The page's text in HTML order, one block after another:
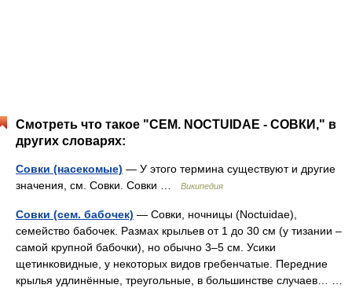
Смотреть что такое "СЕМ. NOCTUIDAE - СОВКИ," в
других словарях:
Совки (насекомые) — У этого термина существуют и другие
значения, см. Совки. Совки …
Википедия
Совки (сем. бабочек) — Совки, ночницы (Noctuidae),
семейство бабочек. Размах крыльев от 1 до 30 см (у тизании ‒
самой крупной бабочки), но обычно 3‒5 см. Усики
щетинковидные, у некоторых видов гребенчатые. Передние
крылья удлинённые, треугольные, в большинстве случаев… …